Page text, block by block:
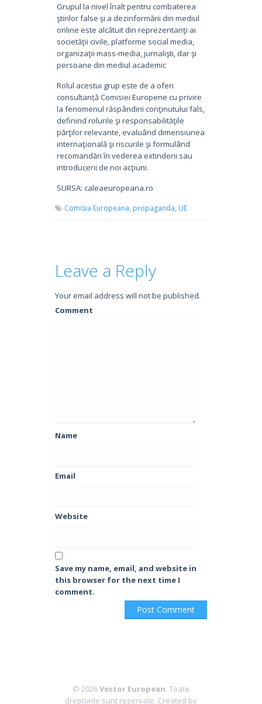
Grupul la nivel înalt pentru combaterea
ştirilor false şi a dezinformării din mediul
online este alcătuit din reprezentanţi ai
societăţii civile, platforme social media,
organizaţii mass-media, jurnalişti, dar şi
persoane din mediul academic
Rolul acestui grup este de a oferi
consultanță Comisiei Europene cu privire
la fenomenul răspândirii conţinutului fals,
definind rolurile şi responsabilităţile
părţilor relevante, evaluând dimensiunea
internaţională şi riscurile şi formulând
recomandări în vederea extinderii sau
introducerii de noi acţiuni.
SURSA: caleaeuropeana.ro
Comisia Europeana, propaganda, UE
Leave a Reply
Your email address will not be published.
Comment
Name
Email
Website
Save my name, email, and website in
this browser for the next time I
comment.
© 2026Vector European. Toate
drepturile sunt rezervate. Created by